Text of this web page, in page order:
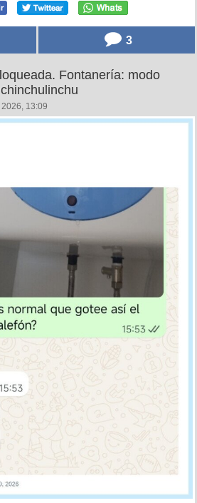
3
Fontanería: modo
13:09